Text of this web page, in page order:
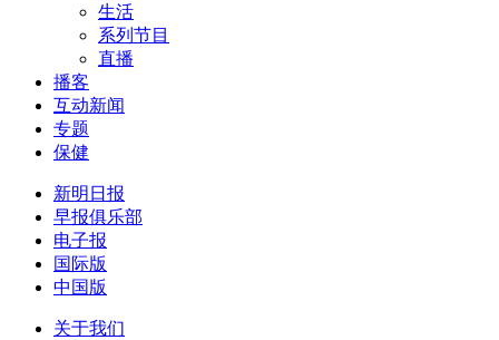
生活
系列节目
直播
播客
互动新闻
专题
保健
新明日报
早报俱乐部
电子报
国际版
中国版
关于我们